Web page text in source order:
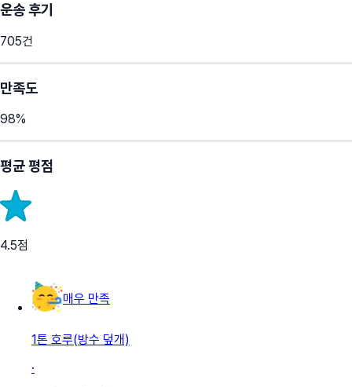
운송 후기
705건
만족도
98%
평균 평점
4.5점
매우 만족
1톤 호루(방수 덮개)
·